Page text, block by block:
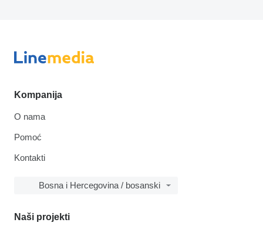
Kompanija
O nama
Pomoć
Kontakti
Bosna i Hercegovina / bosanski
Naši projekti